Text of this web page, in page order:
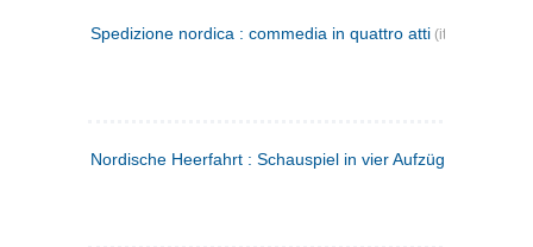
Spedizione nordica : commedia in quattro atti (italiensk)
Nordische Heerfahrt : Schauspiel in vier Aufzügen